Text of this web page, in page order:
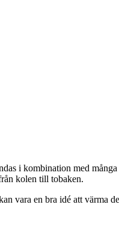
i kombination med
kolen till tobaken.
vara en bra idé att värma